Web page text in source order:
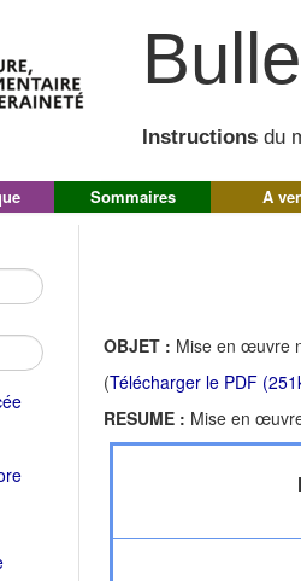
Instructions du
Sommaires A
(Fichier
OBJET : Mise en œuvre
(Télécharger le PDF
RESUME : Mise en